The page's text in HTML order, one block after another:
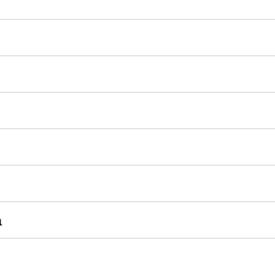
giảm trí năng do mạch, xơ vữa động mạch não,